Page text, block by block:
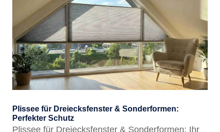
Plissee für Dreiecksfenster & Sonderformen:
Perfekter Schutz